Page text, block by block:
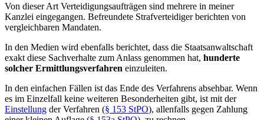
Von dieser Art Verteidigungsaufträgen sind mehrere in meiner
Kanzlei eingegangen. Befreundete Strafverteidiger berichten von
vergleichbaren Mandaten.
In den Medien wird ebenfalls berichtet, dass die Staatsanwaltschaft
exakt diese Sachverhalte zum Anlass genommen hat, hunderte
solcher Ermittlungsverfahren einzuleiten.
In den einfachen Fällen ist das Ende des Verfahrens absehbar. Wenn
es im Einzelfall keine weiteren Besonderheiten gibt, ist mit der
Einstellung der Verfahren (§ 153 StPO), allenfalls gegen Zahlung